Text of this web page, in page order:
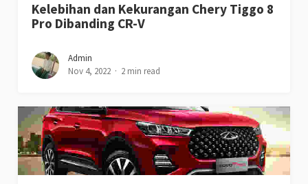
Kelebihan dan Kekurangan Chery Tiggo 8
Pro Dibanding CR-V
Admin
Nov 4, 2022
2 min read